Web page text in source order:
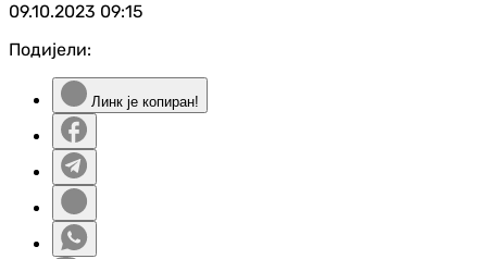
09.10.2023 09:15
Подијели:
Линк је копиран!